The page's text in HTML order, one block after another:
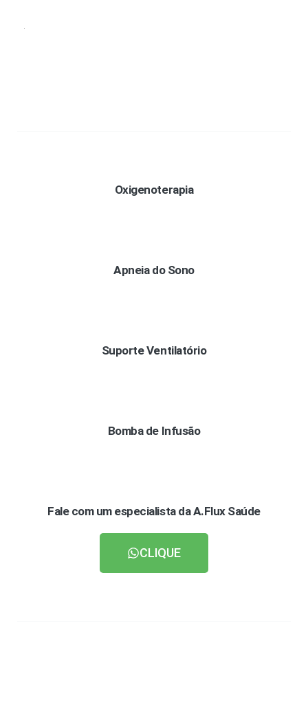
Oxigenoterapia
Apneia do Sono
Suporte Ventilatório
Bomba de Infusão
Fale com um especialista da A.Flux Saúde
CLIQUE